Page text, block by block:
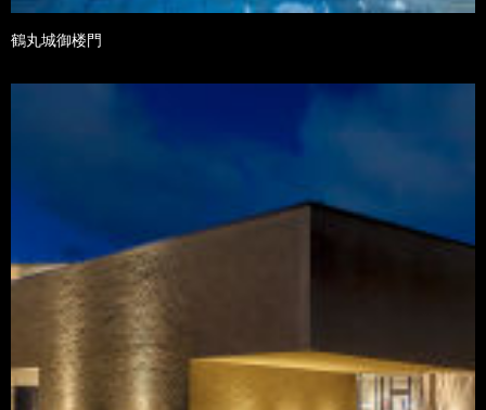
鶴丸城御楼門